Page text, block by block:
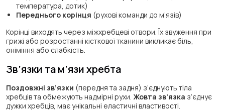
температура, дотик)
Переднього корінця (рухові команди до м’язів)
Корінці виходять через міжхребцеві отвори. Їх звуження при
грижі або розростанні кісткової тканини викликає біль,
оніміння або слабкість.
Зв’язки та м’язи хребта
Поздовжні зв’язки (передня та задня) з’єднують тіла
хребців та обмежують надмірні рухи. Жовта зв’язка з’єднує
дужки хребців, має унікальні еластичні властивості.